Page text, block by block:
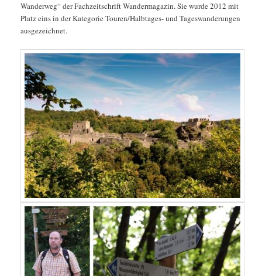
Wanderweg“ der Fachzeitschrift Wandermagazin. Sie wurde 2012 mit
Platz eins in der Kategorie Touren/Halbtages- und Tageswanderungen
ausgezeichnet.